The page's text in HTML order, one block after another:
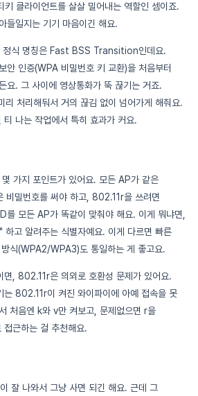
클라이언트를 살살 밀어내는 역할인 셈이죠.
들일지는 기기 마음이긴 해요.
정식 명칭은 Fast BSS Transition인데요.
안 인증(WPA 비밀번호 키 교환)을 처음부터
요. 그 사이에 영상통화가 뚝 끊기는 거죠.
처리해둬서 거의 끊김 없이 넘어가게 해줘요.
티 나는 작업에서 특히 효과가 커요.
가지 포인트가 있어요. 모든 AP가 같은
비밀번호를 써야 하고, 802.11r을 쓰려면
모든 AP가 똑같이 맞춰야 해요. 이게 뭐냐면,
하고 알려주는 식별자예요. 이게 다르면 빠른
식(WPA2/WPA3)도 통일하는 게 좋고요.
면, 802.11r은 의외로 호환성 문제가 있어요.
는 802.11r이 켜진 와이파이에 아예 접속을 못
처음엔 k와 v만 켜보고, 문제없으면 r을
접근하는 걸 추천해요.
잘 나와서 그냥 사면 되긴 해요. 근데 그